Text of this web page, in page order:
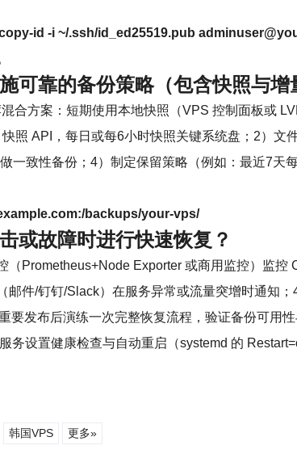
id -i ~/.ssh/id_ed25519.pub
可靠的备份策略（包含快照与增
合方案：短期使用本地快照（VPS 控制面板或
照 API，每日或每6小时快照关键系统盘；2）文
致性备份；4）制定保留策略（例如：最近7天
backups/your-vps/
或故障时进行快速恢复？
Prometheus+Node Exporter 或商用监控）监
邮件/钉钉/Slack）在服务异常或流量突增时通知
发布后演练一次完整恢复流程，验证备份可用性
务设置健康检查与自动重启（systemd 的
韩国VPS 更多»